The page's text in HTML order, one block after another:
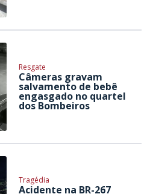
Resgate
Câmeras gravam
salvamento de bebê
engasgado no quartel
dos Bombeiros
Tragédia
Acidente na BR-267